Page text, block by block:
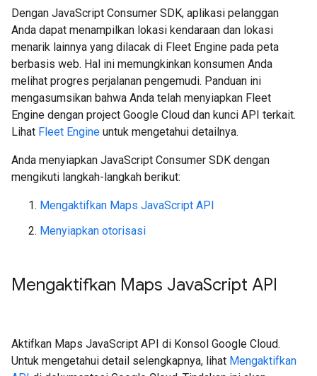
Dengan JavaScript Consumer SDK, aplikasi pelanggan
Anda dapat menampilkan lokasi kendaraan dan lokasi
menarik lainnya yang dilacak di Fleet Engine pada peta
berbasis web. Hal ini memungkinkan konsumen Anda
melihat progres perjalanan pengemudi. Panduan ini
mengasumsikan bahwa Anda telah menyiapkan Fleet
Engine dengan project Google Cloud dan kunci API terkait.
Lihat Fleet Engine untuk mengetahui detailnya.
Anda menyiapkan JavaScript Consumer SDK dengan
mengikuti langkah-langkah berikut:
Mengaktifkan Maps JavaScript API
Menyiapkan otorisasi
Mengaktifkan Maps JavaScript API
Aktifkan Maps JavaScript API di Konsol Google Cloud.
Untuk mengetahui detail selengkapnya, lihat Mengaktifkan